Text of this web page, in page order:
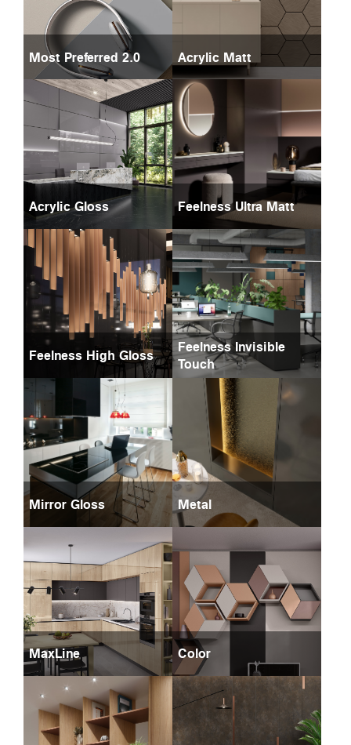
Most Preferred 2.0 Acrylic Matt
Acrylic Gloss Feelness Ultra Matt
Feelness High Gloss
Feelness Invisible
Touch
Mirror Gloss Metal
MaxLine Color